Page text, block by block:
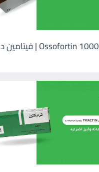
اوسوفورتين 10000 Ossofortin | فيتامين د